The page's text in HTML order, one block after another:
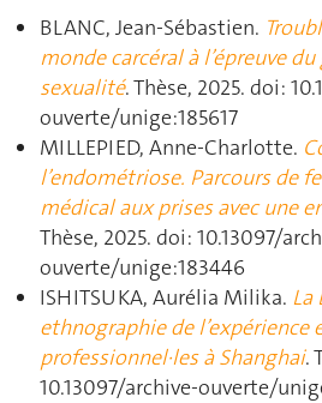
BLANC, Jean-Sébastien.
monde carcéral à l’épreuve
sexualité. Thèse, 2025. doi:
ouverte/unige:185617
MILLEPIED, Anne-Charlotte.
l’endométriose. Parcours de
médical aux prises avec une
Thèse, 2025. doi: 10.13097/
ouverte/unige:183446
ISHITSUKA, Aurélia Milika. La
ethnographie de l’expérience
professionnel·les à Shanghai.
10.13097/archive-ouverte/